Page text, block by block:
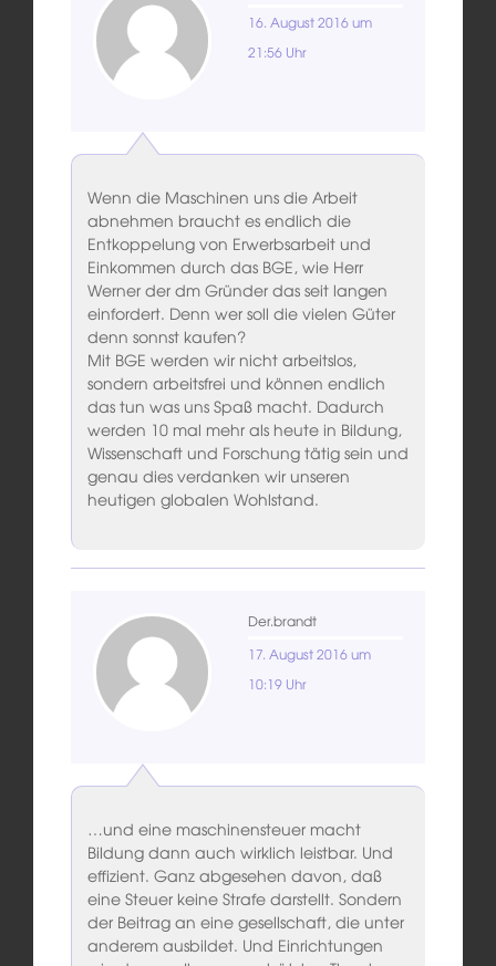
16. August 2016 um
21:56 Uhr
Wenn die Maschinen uns die Arbeit
abnehmen braucht es endlich die
Entkoppelung von Erwerbsarbeit und
Einkommen durch das BGE, wie Herr
Werner der dm Gründer das seit langen
einfordert. Denn wer soll die vielen Güter
denn sonnst kaufen?
Mit BGE werden wir nicht arbeitslos,
sondern arbeitsfrei und können endlich
das tun was uns Spaß macht. Dadurch
werden 10 mal mehr als heute in Bildung,
Wissenschaft und Forschung tätig sein und
genau dies verdanken wir unseren
heutigen globalen Wohlstand.
Der.brandt
17. August 2016 um
10:19 Uhr
…und eine maschinensteuer macht
Bildung dann auch wirklich leistbar. Und
effizient. Ganz abgesehen davon, daß
eine Steuer keine Strafe darstellt. Sondern
der Beitrag an eine gesellschaft, die unter
anderem ausbildet. Und Einrichtungen